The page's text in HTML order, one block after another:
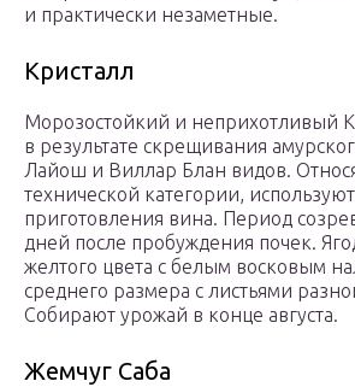
и практически незаметные.
Кристалл
Морозостойкий и неприхотливый
в результате скрещивания
Лайош и Виллар Блан видов.
технической категории,
приготовления вина. Период
дней после пробуждения почек.
желтого цвета с белым восковым
среднего размера с листьями
Собирают урожай в конце августа.
Жемчуг Саба